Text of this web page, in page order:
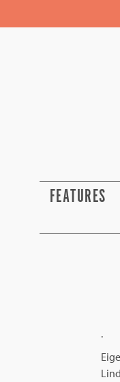
FEATURES
.